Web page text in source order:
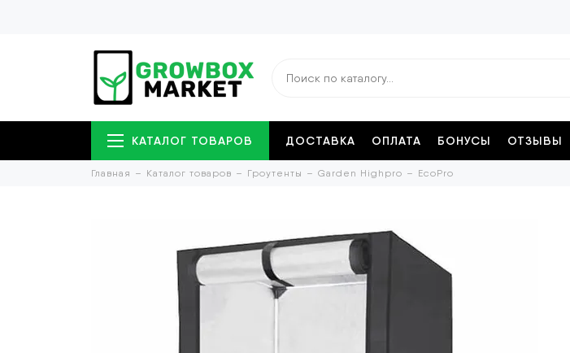
КАТАЛОГ ТОВАРОВ ДОСТАВКА ОПЛАТА БОНУСЫ ОТЗЫВЫ
Главная Каталог товаров Гроутенты Garden Highpro EcoPro